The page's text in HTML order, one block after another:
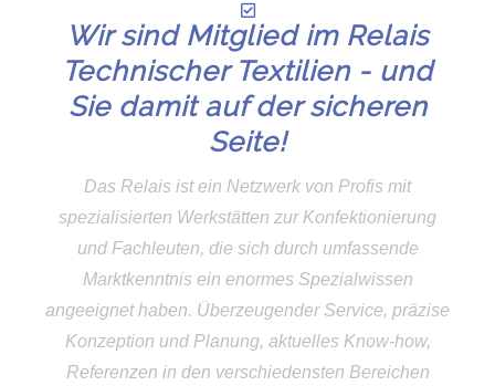
Wir sind Mitglied im Relais
Technischer Textilien - und
Sie damit auf der sicheren
Seite!
Das Relais ist ein Netzwerk von Profis mit
spezialisierten Werkstätten zur Konfektionierung
und Fachleuten, die sich durch umfassende
Marktkenntnis ein enormes Spezialwissen
angeeignet haben. Überzeugender Service, präzise
Konzeption und Planung, aktuelles Know-how,
Referenzen in den verschiedensten Bereichen